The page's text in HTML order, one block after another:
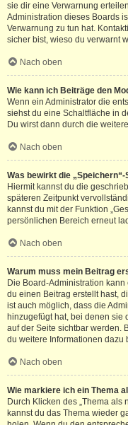
sie dir eine Verwarnung
Administration dieses Boards
Verwarnung zu tun hat.
sicher bist, wieso du verwarnt
Nach oben
Wie kann ich Beiträge den
Wenn ein Administrator die
siehst du eine Schaltfläche in
Du wirst dann durch die
Nach oben
Was bewirkt die
Hiermit kannst du die
späteren Zeitpunkt
kannst du mit der Funktion
persönlichen Bereich erneut
Nach oben
Warum muss mein Beitrag
Die Board-Administration
du einen Beitrag erstellt hast,
ist auch möglich, dass die
hinzugefügt hat, bei denen sie
auf der Seite sichtbar werden.
du weitere Informationen dazu
Nach oben
Wie markiere ich ein Thema
Durch Klicken des „Thema als
kannst du das Thema wieder